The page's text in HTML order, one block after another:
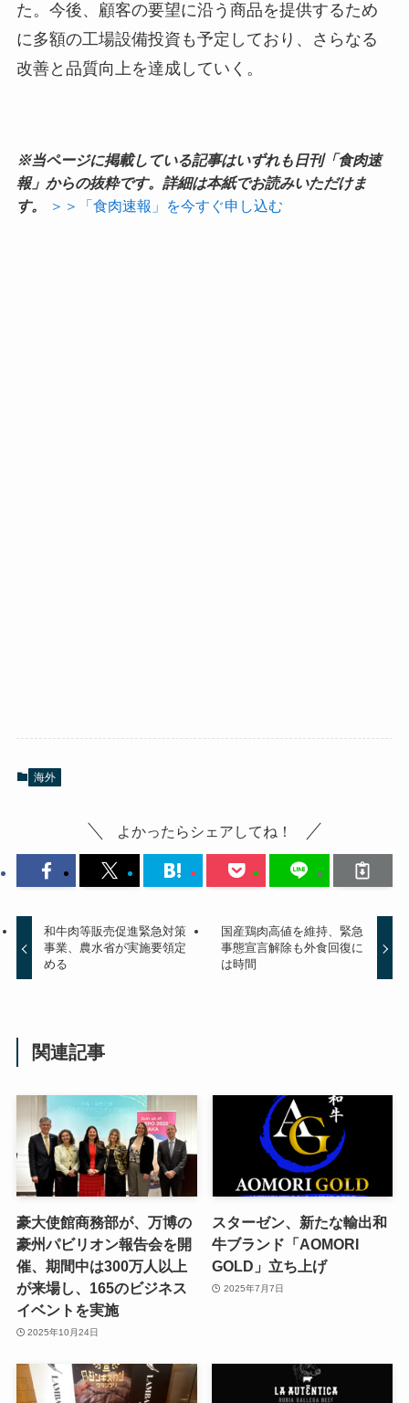
た。今後、顧客の要望に沿う商品を提供するため
に多額の工場設備投資も予定しており、さらなる
改善と品質向上を達成していく。
※当ページに掲載している記事はいずれも日刊「食肉速
報」からの抜粋です。詳細は本紙でお読みいただけま
す。
＞＞「食肉速報」を今すぐ申し込む
海外
よかったらシェアしてね！
和牛肉等販売促進緊急対策
事業、農水省が実施要領定
める
国産鶏肉高値を維持、緊急
事態宣言解除も外食回復に
は時間
関連記事
豪大使館商務部が、万博の
豪州パビリオン報告会を開
催、期間中は300万人以上
が来場し、165のビジネス
イベントを実施
2025年10月24日
スターゼン、新たな輸出和
牛ブランド「AOMORI
GOLD」立ち上げ
2025年7月7日